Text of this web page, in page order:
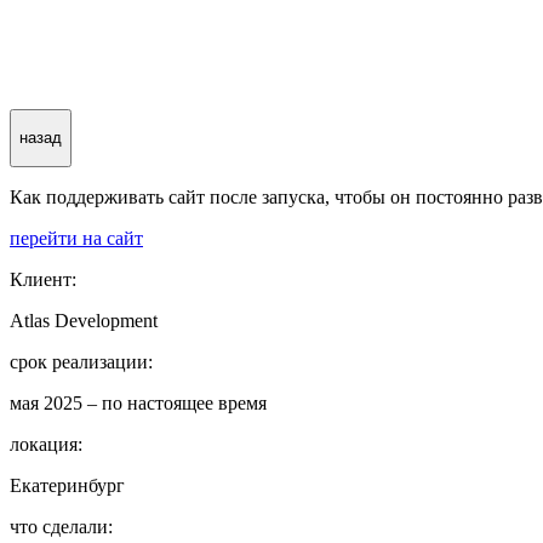
назад
Как поддерживать сайт после запуска, чтобы он постоянно
перейти на сайт
Клиент:
Atlas Development
срок реализации:
мая 2025 – по настоящее время
локация:
Екатеринбург
что сделали: